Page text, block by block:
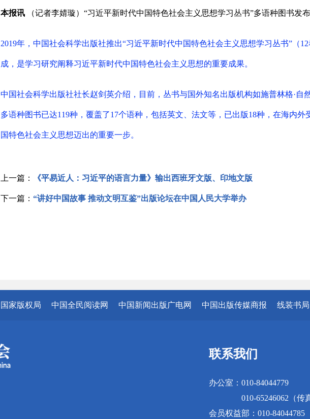
本报讯 （记者李婧璇）“习近平新时代中国特色社会主义思想学习丛书”多语种图书发
2019年，中国社会科学出版社推出“习近平新时代中国特色社会主义思想学习丛书”（
成，是学习研究阐释习近平新时代中国特色社会主义思想的重要成果。
中国社会科学出版社社长赵剑英介绍，目前，丛书与国外知名出版机构如施普林格·
多语种图书已达119种，覆盖了17个语种，包括英文、法文等，已出版18种，在海内
国特色社会主义思想迈出的重要一步。
上一篇： 《平易近人：习近平的语言力量》输出西班牙文版、印地文版
下一篇： “讲好中国故事 推动文明互鉴”出版论坛在中国人民大学举办
国家版权局 中国全民阅读网 中国新闻出版广电网 中国出版传媒商报 线装书局
联系我们
办公室：010-84044779
010-65246062（传真
会员权益部：010-84044785